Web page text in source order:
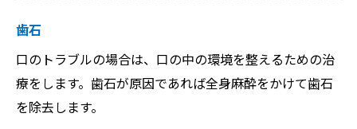
歯石
口のトラブルの場合は、口の中の環境を整えるための治
療をします。歯石が原因であれば全身麻酔をかけて歯石
を除去します。